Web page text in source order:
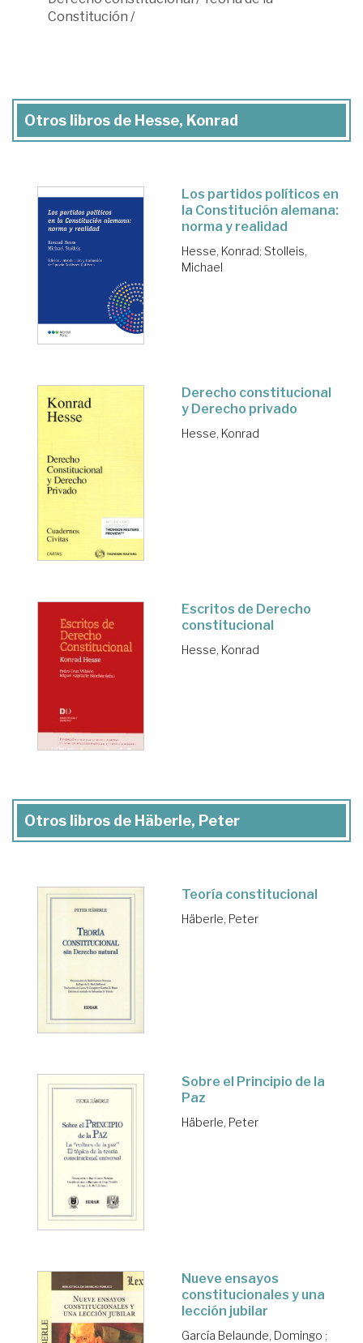
Constitución /
Otros libros de Hesse, Konrad
Los partidos políticos en
la Constitución alemana:
norma y realidad
Hesse, Konrad; Stolleis,
Michael
Derecho constitucional
y Derecho privado
Hesse, Konrad
Escritos de Derecho
constitucional
Hesse, Konrad
Otros libros de Häberle, Peter
Teoría constitucional
Häberle, Peter
Sobre el Principio de la
Paz
Häberle, Peter
Nueve ensayos
constitucionales y una
lección jubilar
García Belaunde, Domingo ;